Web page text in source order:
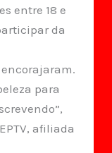
entre 18 e
da
para
afiliada